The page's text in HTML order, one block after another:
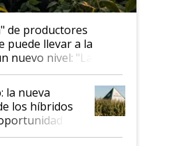
de productores
puede llevar a la
nuevo nivel: "Las
crecimiento son
la nueva
los híbridos
en